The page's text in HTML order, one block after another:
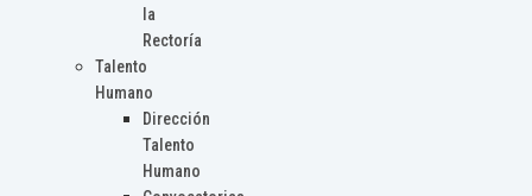
la
Rectoría
Talento
Humano
Dirección
Talento
Humano